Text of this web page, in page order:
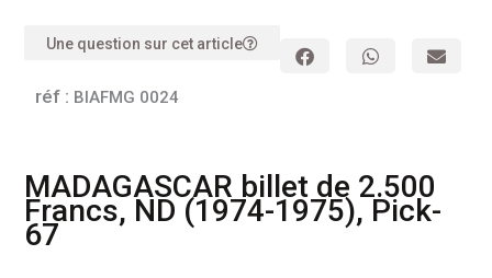
Une question sur cet article
réf : BIAFMG 0024
MADAGASCAR billet de 2.500
Francs, ND (1974-1975), Pick-
67